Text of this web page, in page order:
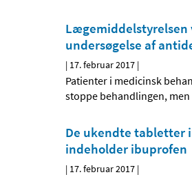
Lægemiddelstyrelsen
undersøgelse af
| 17. februar 2017 |
Patienter i medicinsk
stoppe behandlingen,
De ukendte tabletter
indeholder ibuprofen
| 17. februar 2017 |